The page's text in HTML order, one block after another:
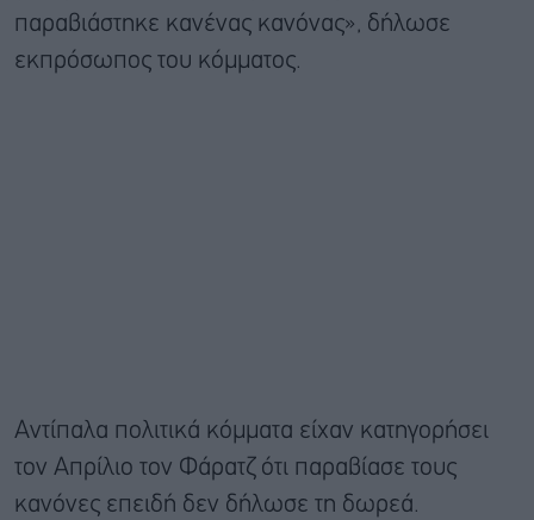
παραβιάστηκε κανένας κανόνας», δήλωσε
εκπρόσωπος του κόμματος.
Αντίπαλα πολιτικά κόμματα είχαν κατηγορήσει
τον Απρίλιο τον Φάρατζ ότι παραβίασε τους
κανόνες επειδή δεν δήλωσε τη δωρεά.